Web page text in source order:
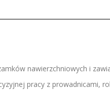
nawierzchniowych i
pracy z prowadnicami,